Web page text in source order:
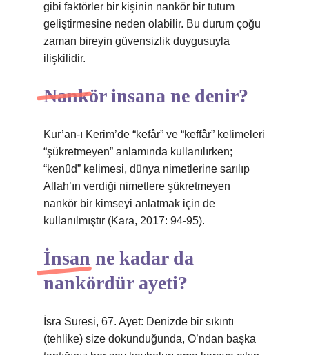
gibi faktörler bir kişinin nankör bir tutum
geliştirmesine neden olabilir. Bu durum çoğu
zaman bireyin güvensizlik duygusuyla
ilişkilidir.
Nankör insana ne denir?
Kur’an-ı Kerim’de “kefâr” ve “keffâr” kelimeleri
“şükretmeyen” anlamında kullanılırken;
“kenûd” kelimesi, dünya nimetlerine sarılıp
Allah’ın verdiği nimetlere şükretmeyen
nankör bir kimseyi anlatmak için de
kullanılmıştır (Kara, 2017: 94-95).
İnsan ne kadar da
nankördür ayeti?
İsra Suresi, 67. Ayet: Denizde bir sıkıntı
(tehlike) size dokunduğunda, O’ndan başka